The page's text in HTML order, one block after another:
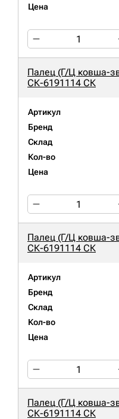
Цена
Палец (Г/Ц ковша-
СК-6191114 СК
Артикул
Бренд
Склад
Кол-во
Цена
Палец (Г/Ц ковша-
СК-6191114 СК
Артикул
Бренд
Склад
Кол-во
Цена
Палец (Г/Ц ковша-
СК-6191114 СК